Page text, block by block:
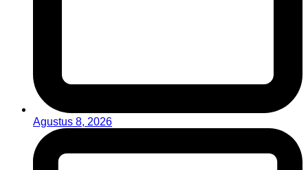
Agustus 8, 2026